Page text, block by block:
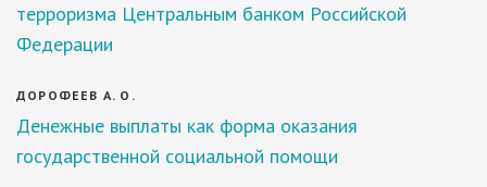
терроризма Центральным банком Российской
Федерации
ДОРОФЕЕВ А. О.
Денежные выплаты как форма оказания
государственной социальной помощи